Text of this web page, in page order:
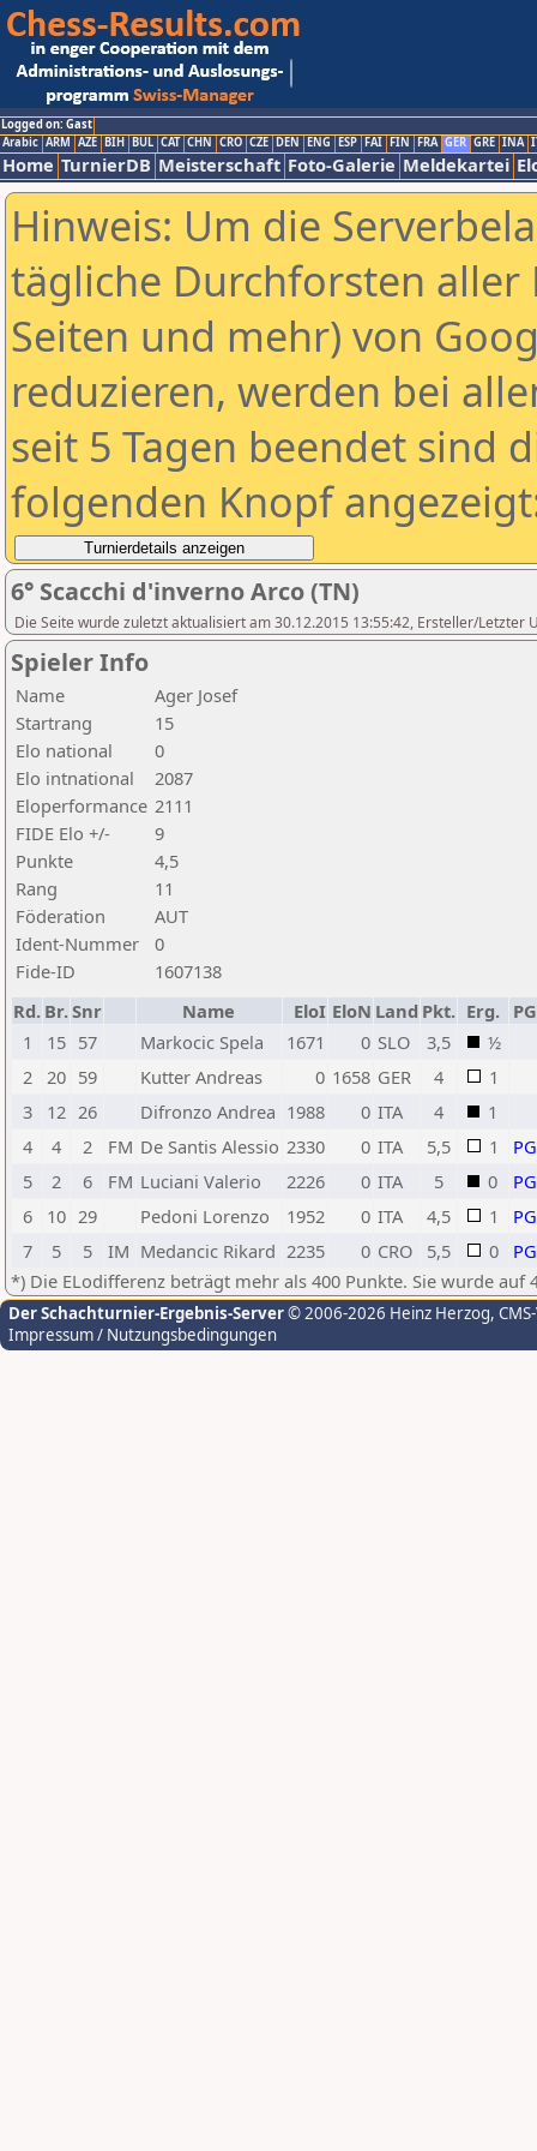
Logged on: Gast
Arabic ARM AZE BIH BUL CAT CHN CRO CZE DEN ENG ESP FAI FIN FRA GER GRE INA
Home TurnierDB Meisterschaft Foto-Galerie Meldekartei
Hinweis: Um die
tägliche Durchforsten aller
Seiten und mehr) von
reduzieren, werden bei
seit 5 Tagen beendet sind
folgenden Knopf
6° Scacchi d'inverno Arco (TN)
Die Seite wurde zuletzt aktualisiert am 30.12.2015 13:55:42, Ersteller/Letzter
Spieler Info
Name
Ager Josef
Startrang
15
Elo national
0
Elo intnational
2087
Eloperformance 2111
FIDE Elo +/-
9
Punkte
4,5
Rang
11
Föderation
AUT
Ident-Nummer
0
Fide-ID
1607138
Rd. Br.Snr Name EloI EloN Land Pkt. Erg.
1
15 57 Markocic Spela 1671 0 SLO 3,5
½
2
20 59 Kutter Andreas 0 1658 GER 4
1
3
12 26 Difronzo Andrea 1988 0 ITA 4
1
4
4 2 FM De Santis Alessio 2330 0 ITA 5,5 1
5
2 6 FM Luciani Valerio 2226 0 ITA 5 0
6
10 29 Pedoni Lorenzo 1952 0 ITA 4,5 1
7
5 5 IM Medancic Rikard 2235 0 CRO 5,5 0
*) Die ELodifferenz beträgt mehr als 400 Punkte. Sie wurde auf
Der Schachturnier-Ergebnis-Server© 2006-2026 Heinz Herzog,
Impressum / Nutzungsbedingungen